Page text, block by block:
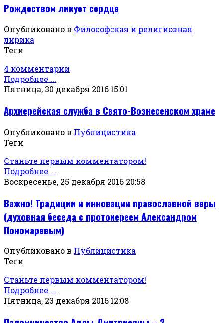
Рождеством ликует сердце
Опубликовано в Философская и религиозная
лирика
Теги
4 комментарии
Подробнее ...
Пятница, 30 декабря 2016 15:01
Архиерейская служба в Свято-Вознесенском храме
Опубликовано в Публицистика
Теги
Станьте первым комментатором!
Подробнее ...
Воскресенье, 25 декабря 2016 20:58
Важно! Традиции и инновации православной веры
(духовная беседа с протоиереем Александром
Пономаревым)
Опубликовано в Публицистика
Теги
Станьте первым комментатором!
Подробнее ...
Пятница, 23 декабря 2016 12:08